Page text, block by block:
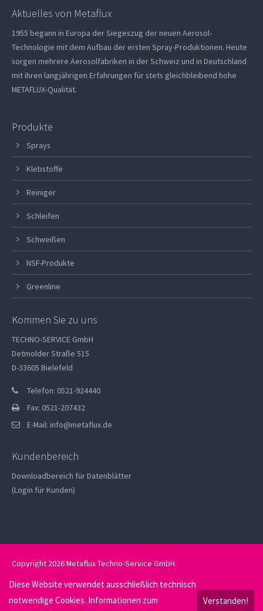
Aktuelles von Metaflux
1955 begann in Europa der Siegeszug der neuen Aerosol-
Technologie mit dem Aufbau der ersten Spray-Produktionen. Heute
sorgen mehrere Aerosolfabriken in der Schweiz und in Deutschland
mit ihren langjährigen Erfahrungen für stets gleichbleibend hohe
METAFLUX-Qualität.
Produkte
Sprays
Klebstoffe
Reiniger
Schleifen
Schweißen
NSF-Produkte
Greenline
Kommen Sie zu uns
TECHNO-SERVICE GmbH
Detmolder Straße 515
D-33605 Bielefeld
Telefon: 0521-924440
Fax: 0521-207432
E-Mail: info@metaflux.de
Kundenbereich
Downloadbereich für Datenblätter
(Login für Kunden)
Copyright 2026 Metaflux Techno-Service GmbH.
Datenschutz
Impressum
Diese Website verwendet ausschließlich technisch
notwendige Cookies. Informationen zum
Verstanden!